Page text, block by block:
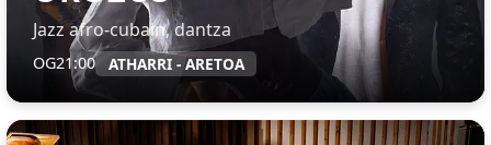
Jazz afro-cubain, dantza
OG21:00 ATHARRI - ARETOA